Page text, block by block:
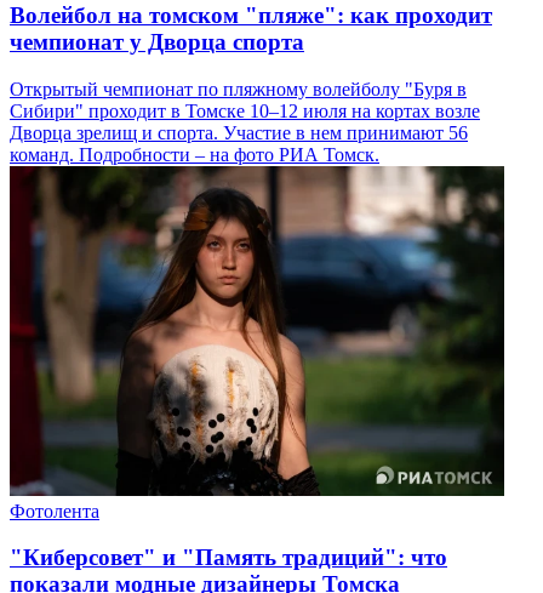
Волейбол на томском "пляже": как проходит
чемпионат у Дворца спорта
Открытый чемпионат по пляжному волейболу "Буря в
Сибири" проходит в Томске 10–12 июля на кортах возле
Дворца зрелищ и спорта. Участие в нем принимают 56
команд. Подробности – на фото РИА Томск.
Фотолента
"Киберсовет" и "Память традиций": что
показали модные дизайнеры Томска